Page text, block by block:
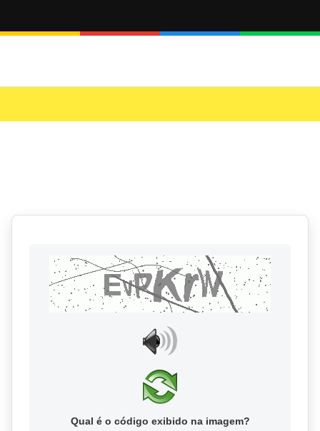
Qual é o código exibido na imagem?